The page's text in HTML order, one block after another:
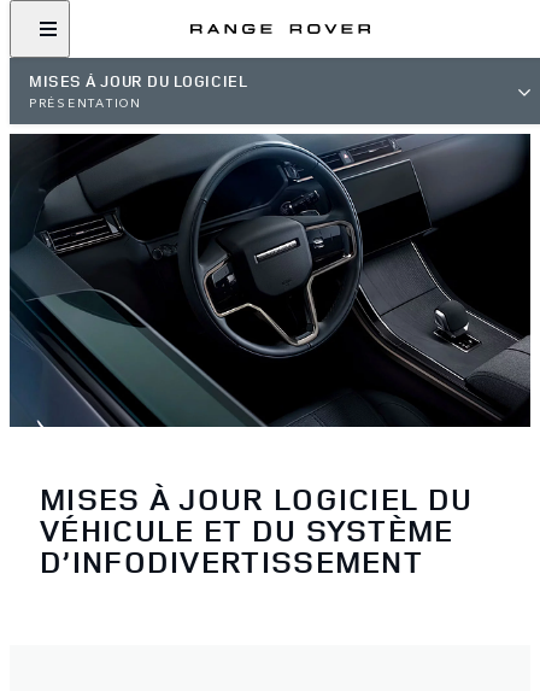
MISES À JOUR DU LOGICIEL
PRÉSENTATION
MISES À JOUR LOGICIEL DU
VÉHICULE ET DU SYSTÈME
D’INFODIVERTISSEMENT